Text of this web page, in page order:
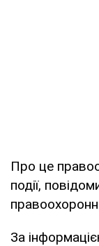
Про це
події,
За